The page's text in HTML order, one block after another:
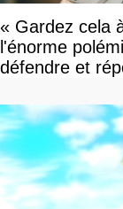
« Gardez cela
l'énorme
défendre et